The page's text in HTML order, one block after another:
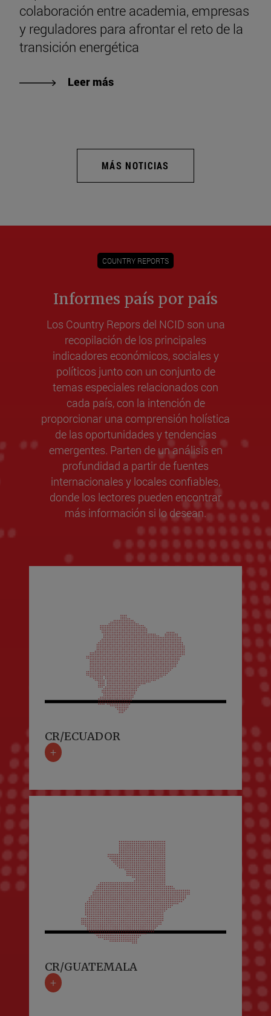
colaboración entre academia, empresas
y reguladores para afrontar el reto de la
transición energética
Leer más
MÁS NOTICIAS
COUNTRY REPORTS
Informes país por país
Los Country Repors del NCID son una
recopilación de los principales
indicadores económicos, sociales y
políticos junto con un conjunto de
temas especiales relacionados con
cada país, con la intención de
proporcionar una comprensión holística
de las oportunidades y tendencias
emergentes. Parten de un análisis en
profundidad a partir de fuentes
internacionales y locales confiables,
donde los lectores pueden encontrar
más información si lo desean.
CR/ECUADOR
+
CR/GUATEMALA
+